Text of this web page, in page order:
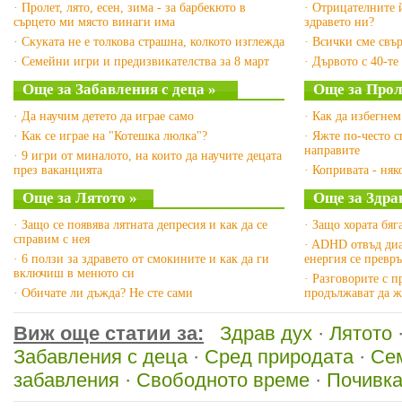
· Пролет, лято, есен, зима - за барбекюто в
сърцето ми място винаги има
· Скуката не е толкова страшна, колкото изглежда
· Семейни игри и предизвикателства за 8 март
· Отрицателните
здравето ни?
· Всички сме
· Дървото с 40-те
Още за Забавления с деца »
· Да научим детето да играе само
· Как се играе на "Котешка люлка"?
· 9 игри от миналото, на които да научите децата
през ваканцията
Още за
· Как да
· Яжте по-често
направите
· Копривата -
Още за Лятото »
· Защо се появява лятната депресия и как да се
справим с нея
· 6 ползи за здравето от смокините и как да ги
включиш в менюто си
· Обичате ли дъжда? Не сте сами
Още за
· Защо хората
· ADHD отвъд
енергия се
· Разговорите с
продължават да
Виж още статии за: Здрав дух · Лятото
Забавления с деца· Сред природата·
забавления · Свободното време ·